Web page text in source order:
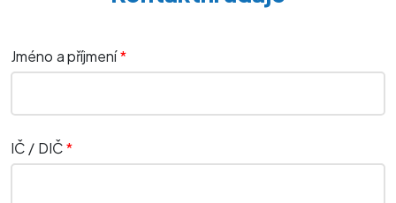
Jméno a příjmení*
IČ / DIČ*